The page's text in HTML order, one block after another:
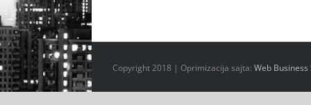
Copyright 2018 | Oprimizacija sajta: Web Business